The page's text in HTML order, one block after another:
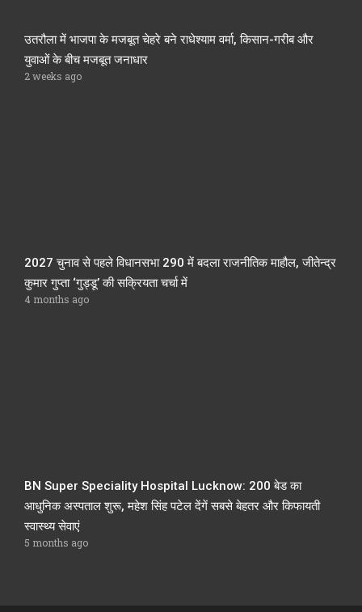
उतरौला में भाजपा के मजबूत चेहरे बने राधेश्याम वर्मा, किसान-गरीब और
युवाओं के बीच मजबूत जनाधार
2 weeks ago
2027 चुनाव से पहले विधानसभा 290 में बदला राजनीतिक माहौल, जीतेन्द्र
कुमार गुप्ता ‘गुड्डू’ की सक्रियता चर्चा में
4 months ago
BN Super Speciality Hospital Lucknow: 200 बेड का
आधुनिक अस्पताल शुरू, महेश सिंह पटेल देंगें सबसे बेहतर और किफायती
स्वास्थ्य सेवाएं
5 months ago